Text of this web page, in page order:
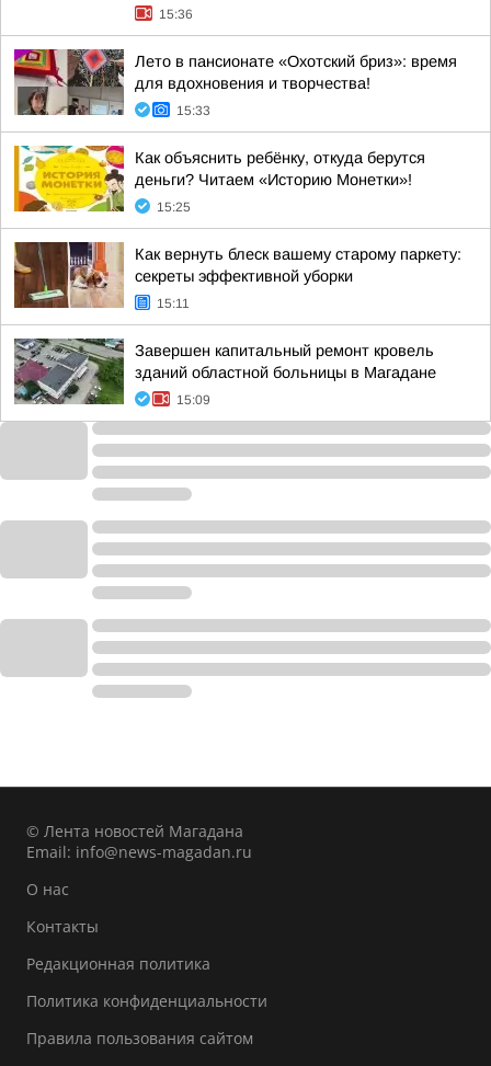
15:36
Лето в пансионате «Охотский бриз»: время
для вдохновения и творчества!
15:33
Как объяснить ребёнку, откуда берутся
деньги? Читаем «Историю Монетки»!
15:25
Как вернуть блеск вашему старому паркету:
секреты эффективной уборки
15:11
Завершен капитальный ремонт кровель
зданий областной больницы в Магадане
15:09
© Лента новостей Магадана
Email: info@news-magadan.ru
О нас
Контакты
Редакционная политика
Политика конфиденциальности
Правила пользования сайтом